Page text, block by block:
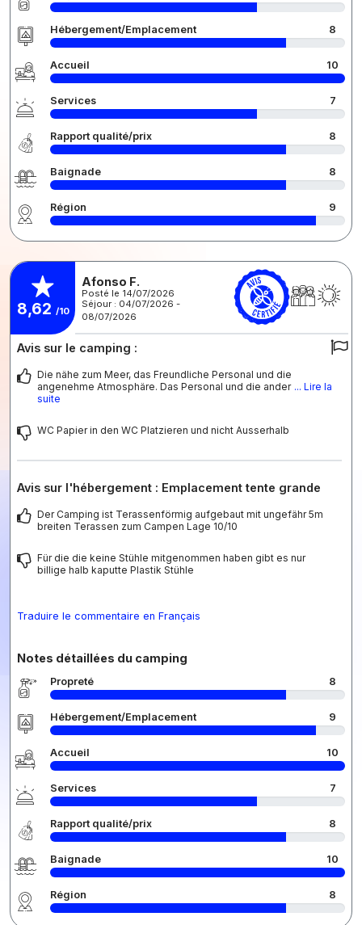
Hébergement/Emplacement 8
Accueil 10
Services 7
Rapport qualité/prix 8
Baignade 8
Région 9
8,62 /10
Afonso F.
Posté le 14/07/2026
Séjour : 04/07/2026 -
08/07/2026
Avis sur le camping :
Die nähe zum Meer, das Freundliche Personal und die
angenehme Atmosphäre. Das Personal und die ander ... Lire la
suite
WC Papier in den WC Platzieren und nicht Ausserhalb
Avis sur l'hébergement : Emplacement tente grande
Der Camping ist Terassenförmig aufgebaut mit ungefähr 5m
breiten Terassen zum Campen Lage 10/10
Für die die keine Stühle mitgenommen haben gibt es nur
billige halb kaputte Plastik Stühle
Traduire le commentaire en Français
Notes détaillées du camping
Propreté 8
Hébergement/Emplacement 9
Accueil 10
Services 7
Rapport qualité/prix 8
Baignade 10
Région 8